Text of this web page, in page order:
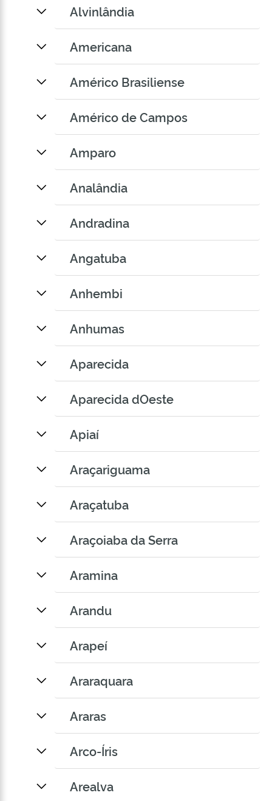
Alvinlândia
Americana
Américo Brasiliense
Américo de Campos
Amparo
Analândia
Andradina
Angatuba
Anhembi
Anhumas
Aparecida
Aparecida dOeste
Apiaí
Araçariguama
Araçatuba
Araçoiaba da Serra
Aramina
Arandu
Arapeí
Araraquara
Araras
Arco-Íris
Arealva